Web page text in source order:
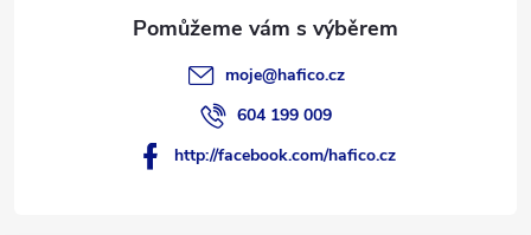
moje@hafico.cz
604 199 009
http://facebook.com/hafico.cz